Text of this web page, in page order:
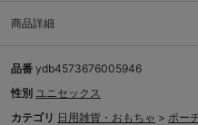
商品詳細
品番 ydb4573676005946
性別 ユニセックス
カテゴリ 日用雑貨・おもちゃ > ポー